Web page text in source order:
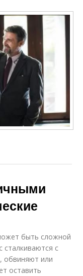
быть сложной
сталкиваются с
обвиняют или
оставить